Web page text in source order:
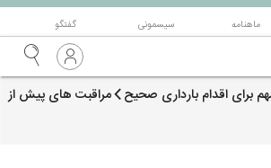
ماهنامه سیسمونی گفتگو
برای اقدام بارداری صحیح
مراقبت های پیش از